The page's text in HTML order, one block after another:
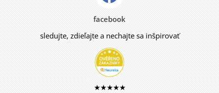
facebook
sledujte, zdieľajte a nechajte sa inšpirovať
★★★★★